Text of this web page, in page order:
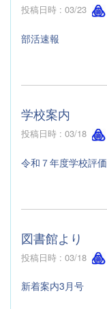
投稿日時 : 03/23
部活速報
学校案内
投稿日時 : 03/18
令和７年度学校評価
図書館より
投稿日時 : 03/18
新着案内3月号